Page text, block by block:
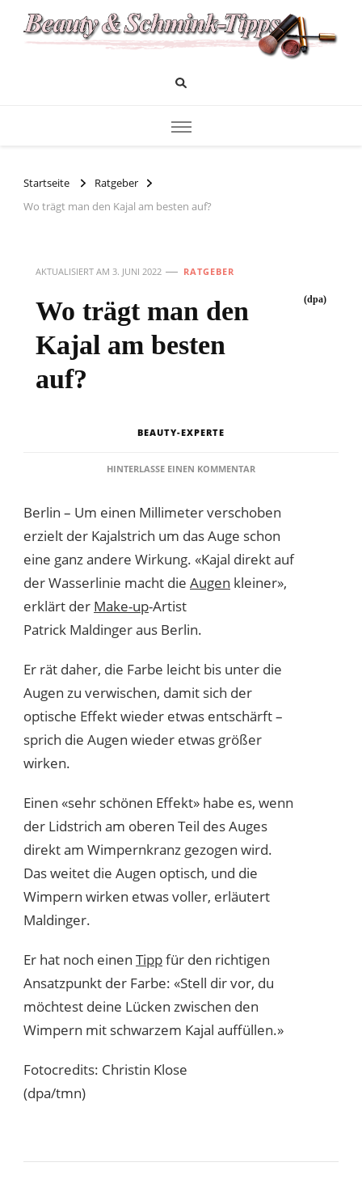
Beauty und Schminktipps
Startseite
Ratgeber
Wo trägt man den Kajal am besten auf?
AKTUALISIERT AM 3. JUNI 2022 RATGEBER
Wo trägt man den
Kajal am besten
auf?
(dpa)
BEAUTY-EXPERTE
HINTERLASSE EINEN KOMMENTARZU
MAN
DEN
KAJAL
AM
AUF?
Berlin – Um einen Millimeter verschoben
erzielt der Kajalstrich um das Auge schon
eine ganz andere Wirkung. «Kajal direkt auf
der Wasserlinie macht die Augen kleiner»,
erklärt der Make-up-Artist
Patrick Maldinger aus Berlin.
Er rät daher, die Farbe leicht bis unter die
Augen zu verwischen, damit sich der
optische Effekt wieder etwas entschärft –
sprich die Augen wieder etwas größer
wirken.
Einen «sehr schönen Effekt» habe es, wenn
der Lidstrich am oberen Teil des Auges
direkt am Wimpernkranz gezogen wird.
Das weitet die Augen optisch, und die
Wimpern wirken etwas voller, erläutert
Maldinger.
Er hat noch einen Tippfür den richtigen
Ansatzpunkt der Farbe: «Stell dir vor, du
möchtest deine Lücken zwischen den
Wimpern mit schwarzem Kajal auffüllen.»
Fotocredits: Christin Klose
(dpa/tmn)